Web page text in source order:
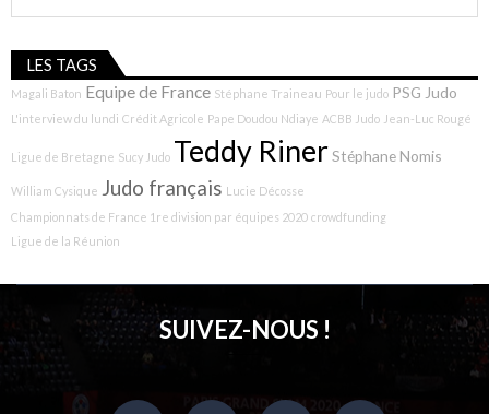
LES TAGS
Magali Baton Equipe de France Stéphane Traineau Pour le judo PSG Judo
L'interview du lundi Crédit Agricole Pape Doudou Ndiaye ACBB Judo Jean-Luc Rougé
Ligue de Bretagne Sucy Judo Teddy RinerStéphane Nomis
William Cysique Judo français Lucie Décosse
Championnats de France 1re division par équipes 2020 crowdfunding
Ligue de la Réunion
SUIVEZ-NOUS !